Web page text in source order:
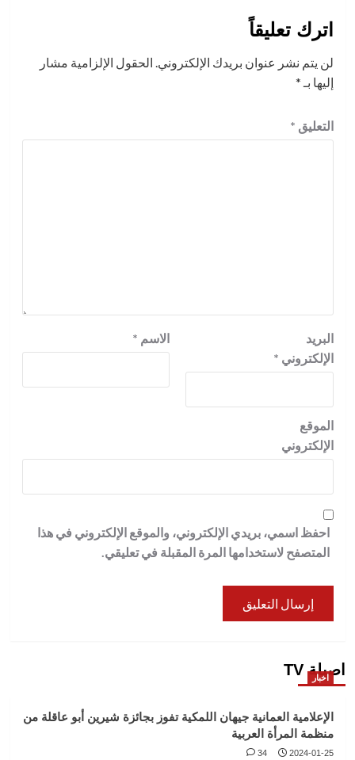
اترك تعليقاً
لن يتم نشر عنوان بريدك الإلكتروني. الحقول الإلزامية مشار
إليها بـ *
التعليق *
الاسم *
البريد
الإلكتروني *
الموقع
الإلكتروني
احفظ اسمي، بريدي الإلكتروني، والموقع الإلكتروني في هذا
المتصفح لاستخدامها المرة المقبلة في تعليقي.
اصيلة TV
اخبار
الإعلامية العمانية جيهان اللمكية تفوز بجائزة شيرين أبو عاقلة من
منظمة المرأة العربية
2024-01-25
34